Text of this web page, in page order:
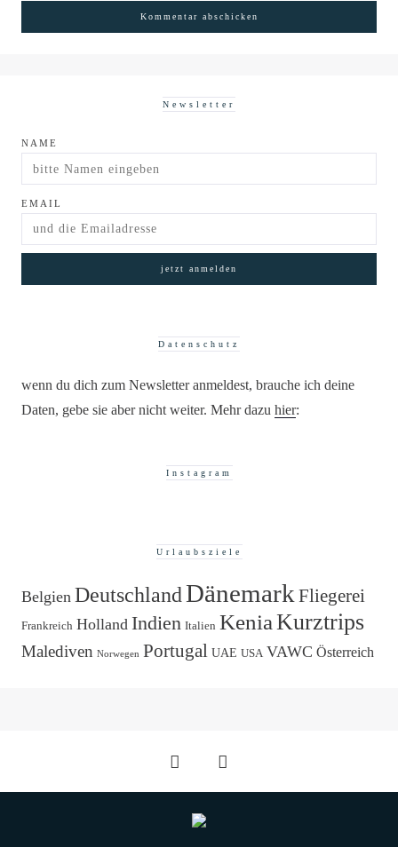
Newsletter
NAME
EMAIL
Datenschutz
wenn du dich zum Newsletter anmeldest, brauche ich deine
Daten, gebe sie aber nicht weiter. Mehr dazu hier:
Instagram
Urlaubsziele
Belgien DeutschlandDänemark Fliegerei
Frankreich Holland Indien Italien KeniaKurztrips
Malediven Norwegen Portugal UAE USA VAWC Österreich